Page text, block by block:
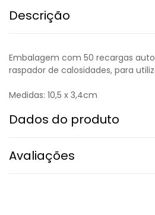
Descrição
Embalagem com 50 recargas
raspador de calosidades, para
Medidas: 10,5 x 3,4cm
Dados do produto
Avaliações